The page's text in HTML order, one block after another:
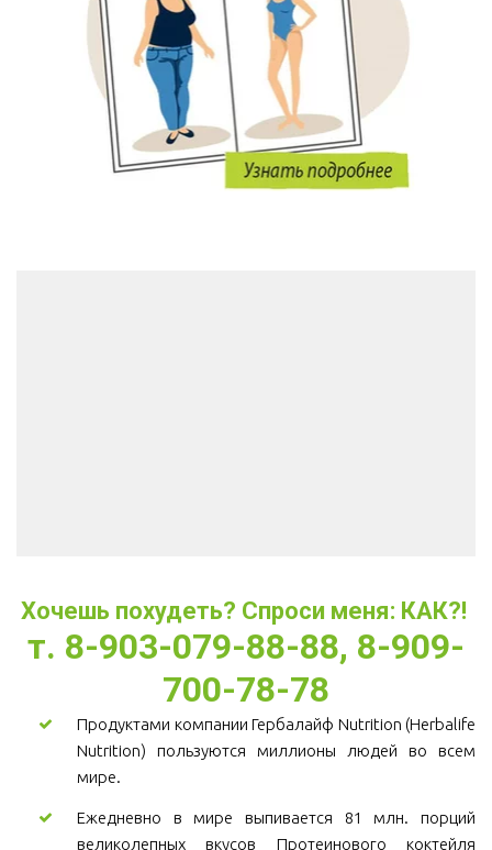
Хочешь похудеть? Спроси меня: КАК?!
т. 8-903-079-88-88, 8-909-
700-78-78
Продуктами компании Гербалайф Nutrition (Herbalife
Nutrition) пользуются миллионы людей во всем
мире.
Ежедневно в мире выпивается 81 млн. порций
великолепных вкусов Протеинового коктейля